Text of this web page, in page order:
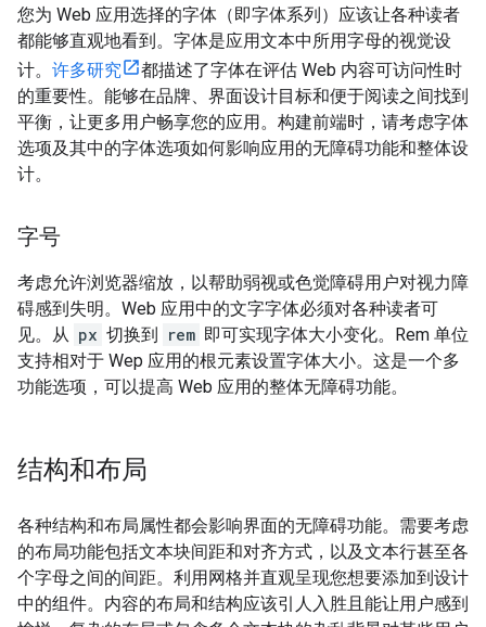
您为 Web 应用选择的字体（即字体系列）应该让各种读者
都能够直观地看到。字体是应用文本中所用字母的视觉设
计。 许多研究
都描述了字体在评估 Web 内容可访问性时
的重要性。能够在品牌、界面设计目标和便于阅读之间找到
平衡，让更多用户畅享您的应用。构建前端时，请考虑字体
选项及其中的字体选项如何影响应用的无障碍功能和整体设
计。
字号
考虑允许浏览器缩放，以帮助弱视或色觉障碍用户对视力障
碍感到失明。Web 应用中的文字字体必须对各种读者可
见。从 px 切换到 rem 即可实现字体大小变化。Rem 单位
支持相对于 Wep 应用的根元素设置字体大小。这是一个多
功能选项，可以提高 Web 应用的整体无障碍功能。
结构和布局
各种结构和布局属性都会影响界面的无障碍功能。需要考虑
的布局功能包括文本块间距和对齐方式，以及文本行甚至各
个字母之间的间距。利用网格并直观呈现您想要添加到设计
中的组件。内容的布局和结构应该引人入胜且能让用户感到